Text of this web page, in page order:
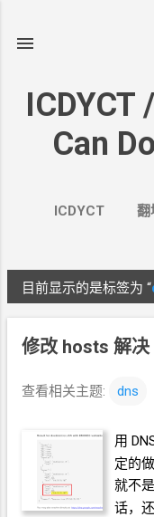
ICDYCT
Can
ICDYCT 翻
博
文
目前显示的是标签为 “
修改 hosts 解决
查看相关主题: dns
用
定的
就不
话，